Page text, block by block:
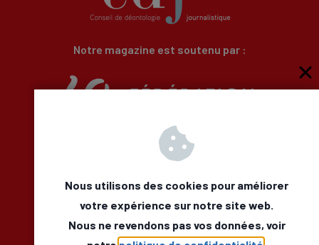
Notre magazine est soutenu par :
Qui sommes-nous
Newsletter
Besoin d’aide
Nous Contacter
Mentions légales
Déclaration d’accessibilité
Nous utilisons des cookies pour améliorer
votre expérience sur notre site web.
Nous ne revendons pas vos données, voir